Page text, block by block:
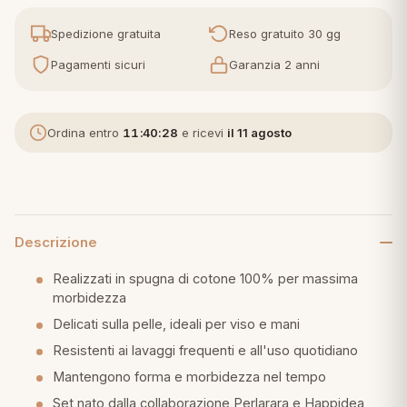
letto
e Pigiami
Spedizione gratuita Reso gratuito 30 gg
Pagamenti sicuri Garanzia 2 anni
Ordina entro 11:40:27 e ricevi il 11 agosto
Descrizione
Realizzati in spugna di cotone 100% per massima
morbidezza
Delicati sulla pelle, ideali per viso e mani
Resistenti ai lavaggi frequenti e all'uso quotidiano
Mantengono forma e morbidezza nel tempo
Set nato dalla collaborazione Perlarara e Happidea